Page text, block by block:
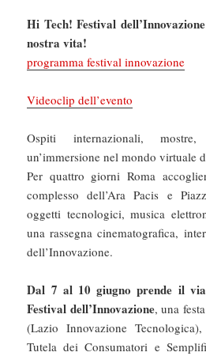
Hi Tech! Festival
nostra vita!
programma festival innovazione
Videoclip dell’evento
Ospiti internazionali,
un’immersione nel mondo virtuale
Per quattro giorni Roma
complesso dell’Ara Pacis e
oggetti tecnologici, musica
una rassegna cinematografica,
dell’Innovazione.
Dal 7 al 10 giugno prende il
Festival dell’Innovazione, una
(Lazio Innovazione Tecnologica),
Tutela dei Consumatori e